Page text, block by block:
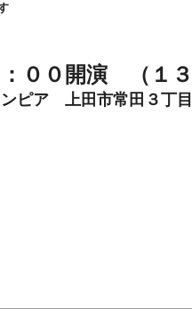
：００開演 （１
ンピア 上田市常田３丁